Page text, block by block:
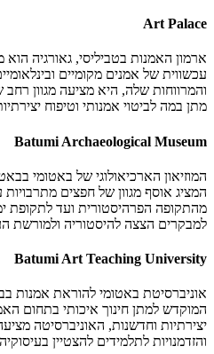
Art Palace
ארמון האמנות בטביליסי, גאורגיה
עכשווית של אמנים מקומיים
והמרווחות שלה, היא מציעה מגוון
מתן במה לביטוי אמנותי וטיפוח
Batumi Archaeological Museum
המוזיאון הארכיאולוגי של באטומי
המציג אוסף מגוון של חפצים
מהתקופה הפרהיסטורית ועד לתקופת
למבקרים הצצה להיסטוריה ולמורשת
Batumi Art Teaching University
אוניברסיטת באטומי להוראת אמנות
המוקדש למתן חינוך איכותי בתחום
יצירתיות וחדשנות, האוניברסיטה
והזדמנויות לתלמידים להצטיין